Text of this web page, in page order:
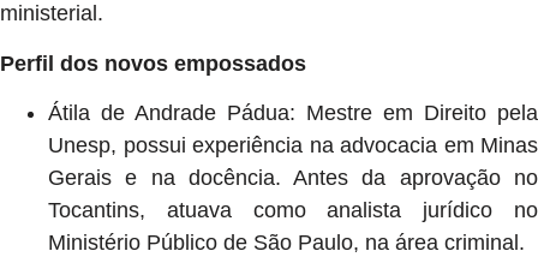
ministerial.
Perfil dos novos empossados
Átila de Andrade Pádua: Mestre em Direito pela
Unesp, possui experiência na advocacia em Minas
Gerais e na docência. Antes da aprovação no
Tocantins, atuava como analista jurídico no
Ministério Público de São Paulo, na área criminal.